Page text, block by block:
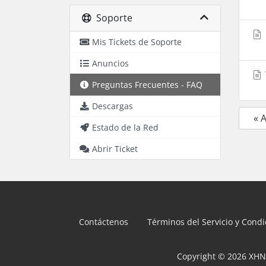
Soporte
Mis Tickets de Soporte
Anuncios
Preguntas Frecuentes - FAQ
Descargas
Estado de la Red
Abrir Ticket
«
Contáctenos Términos del Servicio y
Copyright © 2026